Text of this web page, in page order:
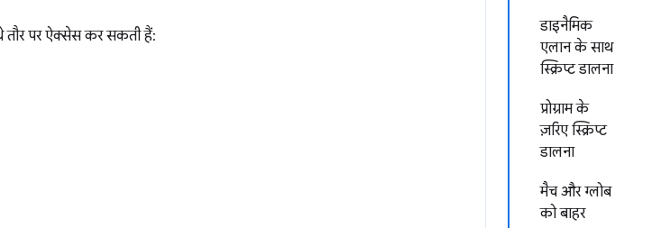
डाइनैमिक
एलान के साथ
स्क्रिप्ट डालना
प्रोग्राम के
ज़रिए स्क्रिप्ट
डालना
मैच और ग्लोब
को बाहर
तौर पर ऐक्सेस कर सकती हैं: